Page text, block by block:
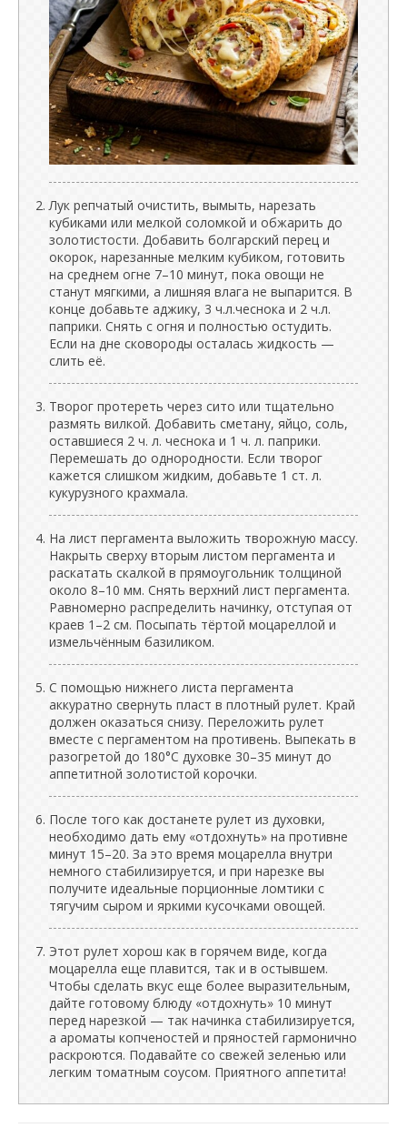
Лук репчатый очистить, вымыть, нарезать
кубиками или мелкой соломкой и обжарить до
золотистости. Добавить болгарский перец и
окорок, нарезанные мелким кубиком, готовить
на среднем огне 7–10 минут, пока овощи не
станут мягкими, а лишняя влага не выпарится. В
конце добавьте аджику, 3 ч.л.чеснока и 2 ч.л.
паприки. Снять с огня и полностью остудить.
Если на дне сковороды осталась жидкость —
слить её.
Творог протереть через сито или тщательно
размять вилкой. Добавить сметану, яйцо, соль,
оставшиеся 2 ч. л. чеснока и 1 ч. л. паприки.
Перемешать до однородности. Если творог
кажется слишком жидким, добавьте 1 ст. л.
кукурузного крахмала.
На лист пергамента выложить творожную массу.
Накрыть сверху вторым листом пергамента и
раскатать скалкой в прямоугольник толщиной
около 8–10 мм. Снять верхний лист пергамента.
Равномерно распределить начинку, отступая от
краев 1–2 см. Посыпать тёртой моцареллой и
измельчённым базиликом.
С помощью нижнего листа пергамента
аккуратно свернуть пласт в плотный рулет. Край
должен оказаться снизу. Переложить рулет
вместе с пергаментом на противень. Выпекать в
разогретой до 180°C духовке 30–35 минут до
аппетитной золотистой корочки.
После того как достанете рулет из духовки,
необходимо дать ему «отдохнуть» на противне
минут 15–20. За это время моцарелла внутри
немного стабилизируется, и при нарезке вы
получите идеальные порционные ломтики с
тягучим сыром и яркими кусочками овощей.
Этот рулет хорош как в горячем виде, когда
моцарелла еще плавится, так и в остывшем.
Чтобы сделать вкус еще более выразительным,
дайте готовому блюду «отдохнуть» 10 минут
перед нарезкой — так начинка стабилизируется,
а ароматы копченостей и пряностей гармонично
раскроются. Подавайте со свежей зеленью или
легким томатным соусом. Приятного аппетита!